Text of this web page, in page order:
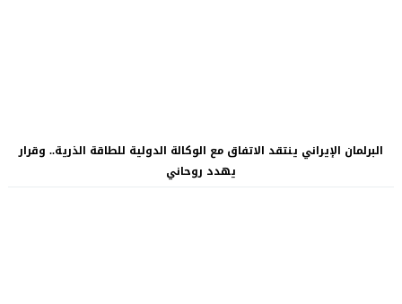
البرلمان الإيراني ينتقد الاتفاق مع الوكالة الدولية للطاقة الذرية.. وقرار
يهدد روحاني